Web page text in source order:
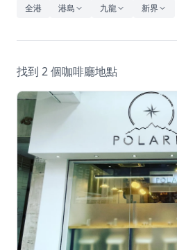
全港 港島 九龍 新界
找到 2 個咖啡廳地點